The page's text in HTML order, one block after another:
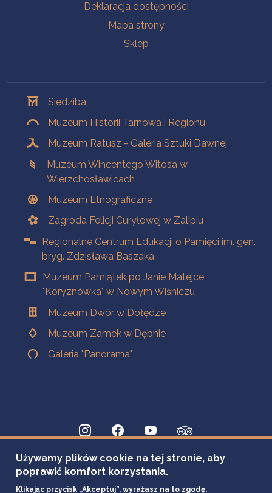
Deklaracja dostępności
Mapa strony
Sklep
Siedziba
Muzeum Historii Tarnowa i Regionu
Muzeum Ratusz - Galeria Sztuki Dawnej
Muzeum Wincentego Witosa w
Wierzchosławicach
Muzeum Etnograficzne
Zagroda Felicji Curyłowej w Zalipiu
Regionalne Centrum Edukacji o Pamięci im. gen.
bryg. Zdzisława Baszaka
Muzeum Pamiątek po Janie Matejce
"Koryznówka" w Nowym Wiśniczu
Muzeum Dwór w Dołędze
Muzeum Zamek w Dębnie
Galeria "Panorama"
Używamy plików cookie na tej stronie, aby
poprawić komfort korzystania.
Klikając przycisk „Akceptuj”, wyrażasz na to zgodę.